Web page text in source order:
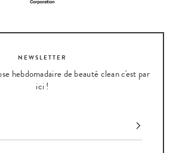
NEWSLETTER
hebdomadaire de beauté clean c'est par
ici !